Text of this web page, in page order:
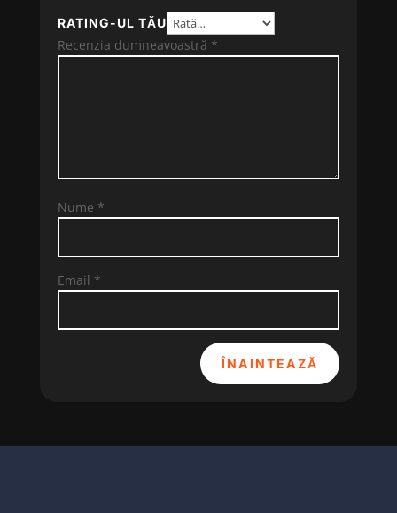
RATING-UL TĂU
Recenzia dumneavoastră *
Nume *
Email *
ÎNAINTEAZĂ